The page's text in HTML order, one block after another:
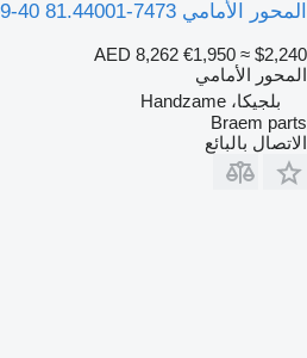
المحور الأمامي MAN VO-09-40 81.44001-7473 لـ الشاحنات
AED 8,262 €1,950 ≈ $2,240
المحور الأمامي
بلجيكا، Handzame
Braem parts
الاتصال بالبائع